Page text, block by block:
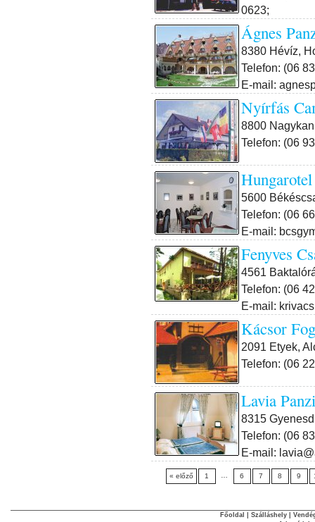
0623;
Ágnes
8380 Hévíz,
Telefon: (06
E-mail:
Nyírfás
8800
Telefon: (06
5600
Telefon: (06
E-mail:
Fenyves
4561
Telefon: (06
E-mail:
Kácsor
2091 Etyek,
Telefon: (06
Lavia
8315
Telefon: (06
E-mail:
« előző 1 6 7 8 9
Főoldal Szálláshely